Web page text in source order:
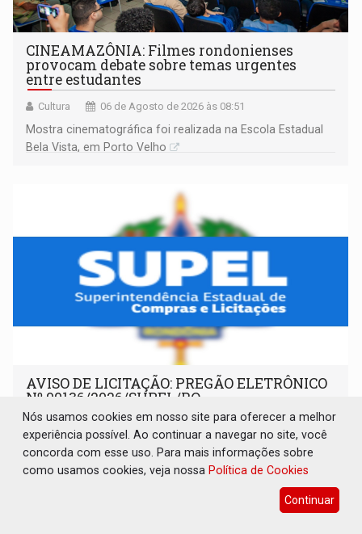
CINEAMAZÔNIA: Filmes rondonienses
provocam debate sobre temas urgentes
entre estudantes
Cultura 06 de Agosto de 2026 às 08:51
Mostra cinematográfica foi realizada na Escola Estadual
Bela Vista, em Porto Velho
AVISO DE LICITAÇÃO: PREGÃO ELETRÔNICO
Nº 90136/2026/SUPEL/RO
Publicações Legais 06 de Agosto de 2026 às 08:49
Nós usamos cookies em nosso site para oferecer a melhor
experiência possível. Ao continuar a navegar no site, você
concorda com esse uso. Para mais informações sobre
como usamos cookies, veja nossa Política de Cookies
Continuar